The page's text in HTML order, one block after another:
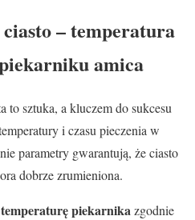
– temperatura
amica
to sztuka, a kluczem do sukcesu
i czasu pieczenia w
parametry gwarantują, że ciasto
dobrze zrumieniona.
temperaturę piekarnikazgodnie